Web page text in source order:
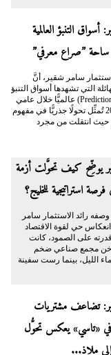
التنبؤ العالمية
ساحة ”صراع معرفي”
سامر شقير، أنَّ
التي تشهدها أسواق التنبؤ
(Prediction Markets) عالميًّا خلال عامي
2025 و2026 تُمثِّل تحولًا جذريًّا في مفهوم
حيث انتقلت من مجرد
يوضِّح كيف تحوَّلت أزمة
فرصة استراتيجية للخليج؟
رائد الاستثمار سامر
حي لقوة الاقتصاد
على الصمود، كانت
مجمع صناعي ضخم
الليل، بينما رست سفينة
تضاعف مشتريات
«تاسي» يعكس تحوُّل
ملاذ...